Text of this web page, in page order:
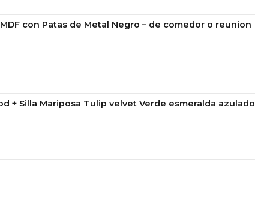
con Patas de Metal Negro – de comedor o reunion
+ Silla Mariposa Tulip velvet Verde esmeralda azulado